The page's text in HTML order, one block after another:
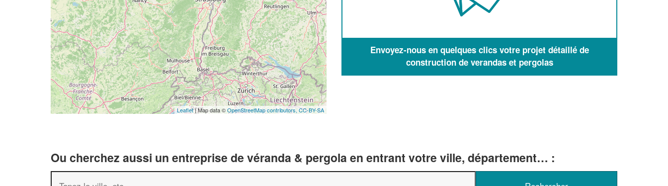
Leaflet| Map data ©OpenStreetMap contributors, CC-BY-SA
Envoyez-nous en quelques clics votre projet détaillé de
construction de verandas et pergolas
Ou cherchez aussi un entreprise de véranda & pergola en entrant votre ville, département… :